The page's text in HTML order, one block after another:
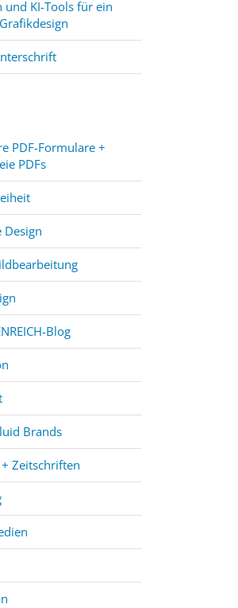
und KI-Tools für ein
PDF-Formulare +
PDFs
Design
Blog
Brands
Zeitschriften